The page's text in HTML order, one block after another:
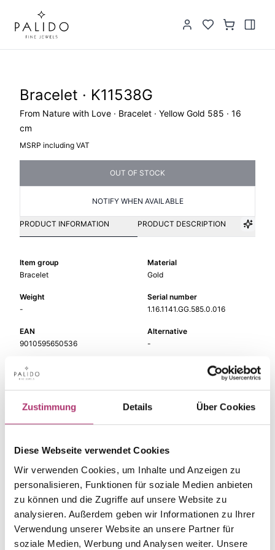
Zustimmung Details Über Cookies
Diese Webseite verwendet Cookies
Wir verwenden Cookies, um Inhalte und Anzeigen zu
personalisieren, Funktionen für soziale Medien anbieten
zu können und die Zugriffe auf unsere Website zu
analysieren. Außerdem geben wir Informationen zu Ihrer
Verwendung unserer Website an unsere Partner für
soziale Medien, Werbung und Analysen weiter. Unsere
Bracelet · K11538G
From Nature with Love · Bracelet · Yellow Gold 585 · 16
cm
MSRP including VAT
OUT OF STOCK
NOTIFY WHEN AVAILABLE
PRODUCT INFORMATION PRODUCT DESCRIPTION
Item group
Bracelet
Material
Gold
Weight
-
Serial number
1.16.1141.GG.585.0.016
EAN
9010595650536
Alternative
-
Metal Fineness
585
16 cm
-
-
-
The matching pieces